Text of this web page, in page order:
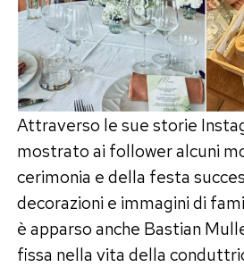
Attraverso le sue storie
mostrato ai follower alcuni
cerimonia e della festa
decorazioni e immagini di
è apparso anche Bastian
fissa nella vita della